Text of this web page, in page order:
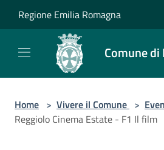
Regione Emilia Romagna
Comune
Home > Vivere il Comune >
Reggiolo Cinema Estate - F1 Il film